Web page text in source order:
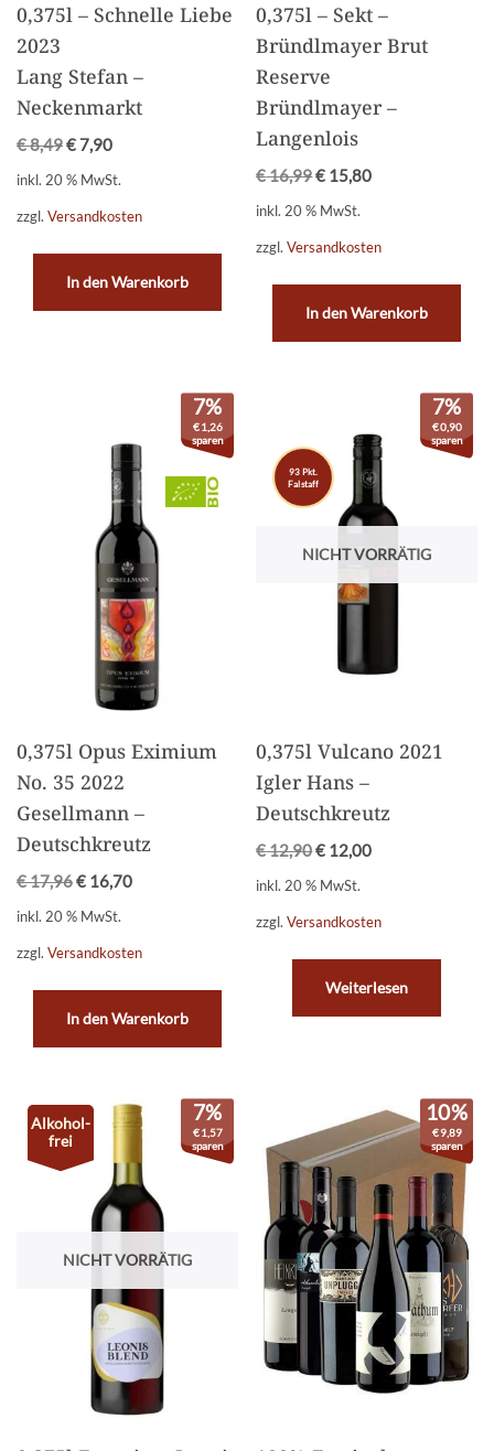
0,375l – Schnelle Liebe
2023
Lang Stefan –
Neckenmarkt
€8,49€ 7,90
inkl. 20 % MwSt.
zzgl. Versandkosten
In den Warenkorb
0,375l – Sekt –
Bründlmayer Brut
Reserve
Bründlmayer –
Langenlois
€16,99€ 15,80
inkl. 20 % MwSt.
zzgl.Versandkosten
In den Warenkorb
7%
€1,26
sparen
0,375l Opus Eximium
No. 35 2022
Gesellmann –
Deutschkreutz
€17,96€ 16,70
inkl. 20 % MwSt.
zzgl. Versandkosten
In den Warenkorb
NICHT VORRÄTIG
93 Pkt.
Falstaff
7%
€0,90
sparen
0,375l Vulcano 2021
Igler Hans –
Deutschkreutz
€12,90€ 12,00
inkl. 20 % MwSt.
zzgl.Versandkosten
Weiterlesen
NICHT VORRÄTIG
Alkohol-
frei
7%
€1,57
sparen
10%
€9,89
sparen